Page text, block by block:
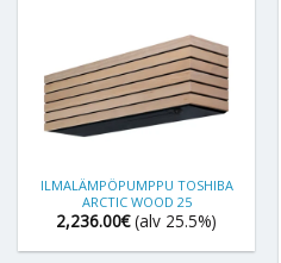
ILMALÄMPÖPUMPPU TOSHIBA
ARCTIC WOOD 25
2,236.00€ (alv 25.5%)